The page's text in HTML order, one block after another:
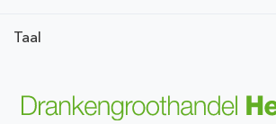
Taal